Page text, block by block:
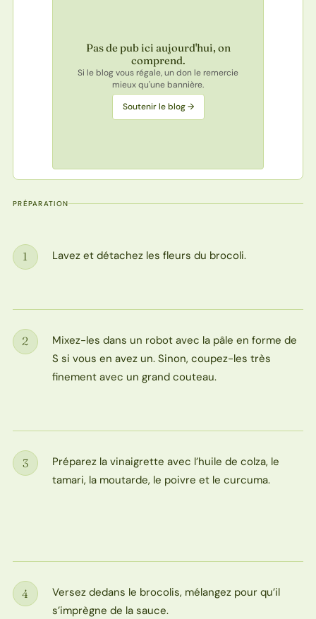
Pas de pub ici aujourd'hui, on
comprend.
Si le blog vous régale, un don le remercie
mieux qu'une bannière.
Soutenir le blog →
PRÉPARATION
Étape
1 Lavez et détachez les fleurs du brocoli.
Étape
2
Mixez-les dans un robot avec la pâle en forme de
S si vous en avez un. Sinon, coupez-les très
finement avec un grand couteau.
Étape
3
Préparez la vinaigrette avec l’huile de colza, le
tamari, la moutarde, le poivre et le curcuma.
Étape
4
Versez dedans le brocolis, mélangez pour qu’il
s’imprègne de la sauce.